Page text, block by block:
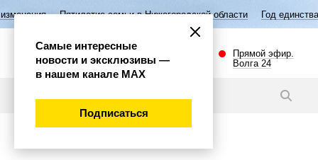
семьи в Нижегородской области Год единства народов России
Прямой эфир.
Волга 24
Самые интересные
новости и эксклюзивы —
в нашем канале МАХ
Подписаться